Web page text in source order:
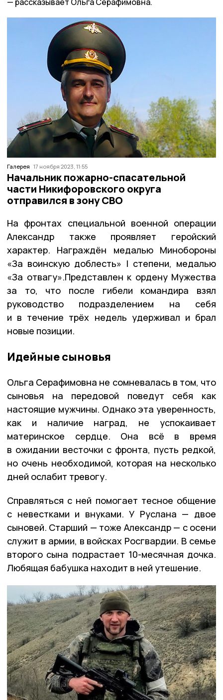
Галерея 17 ноября 2023, 11:55
Начальник пожарно-спасательной
части Никифоровского округа
отправился в зону СВО
На фронтах специальной военной операции
Александр также проявляет геройский
характер. Награждён медалью Минобороны
«За воинскую доблесть» I степени, медалью
«За отвагу».Представлен к ордену Мужества
за то, что после гибели командира взял
руководство подразделением на себя
и в течение трёх недель удерживал и брал
новые позиции.
Идейные сыновья
Ольга Серафимовна не сомневалась в том, что
сыновья на передовой поведут себя как
настоящие мужчины. Однако эта уверенность,
как и наличие наград, не успокаивает
материнское сердце. Она всё в время
в ожидании весточки с фронта, пусть редкой,
но очень необходимой, которая на несколько
дней ослабит тревогу.
Справляться с ней помогает тесное общение
с невестками и внуками. У Руслана — двое
сыновей. Старший — тоже Александр — с осени
служит в армии, в войсках Росгвардии. В семье
второго сына подрастает 10-месячная дочка.
Любящая бабушка находит в ней утешение.